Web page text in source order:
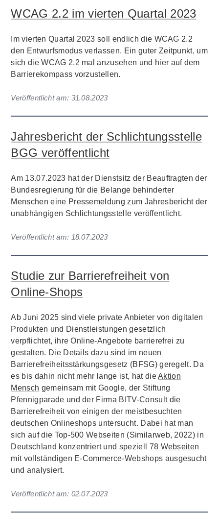
WCAG 2.2 im vierten Quartal 2023
Im vierten Quartal 2023 soll endlich die WCAG 2.2
den Entwurfsmodus verlassen. Ein guter Zeitpunkt, um
sich die WCAG 2.2 mal anzusehen und hier auf dem
Barrierekompass vorzustellen.
Veröffentlicht am: 31.08.2023
Jahresbericht der Schlichtungsstelle
BGG veröffentlicht
Am 13.07.2023 hat der Dienstsitz der Beauftragten der
Bundesregierung für die Belange behinderter
Menschen eine Pressemeldung zum Jahresbericht der
unabhängigen Schlichtungsstelle veröffentlicht.
Veröffentlicht am: 18.07.2023
Studie zur Barrierefreiheit von
Online-Shops
Ab Juni 2025 sind viele private Anbieter von digitalen
Produkten und Dienstleistungen gesetzlich
verpflichtet, ihre Online-Angebote barrierefrei zu
gestalten. Die Details dazu sind im neuen
Barrierefreiheitsstärkungsgesetz (BFSG) geregelt. Da
es bis dahin nicht mehr lange ist, hat dieAktion
Mensch gemeinsam mit Google, der Stiftung
Pfennigparade und der Firma BITV-Consult die
Barrierefreiheit von einigen der meistbesuchten
deutschen Onlineshops untersucht. Dabei hat man
sich auf die Top-500 Webseiten (Similarweb, 2022) in
Deutschland konzentriert und speziell 78 Webseiten
mit vollständigen E-Commerce-Webshops ausgesucht
und analysiert.
Veröffentlicht am: 02.07.2023